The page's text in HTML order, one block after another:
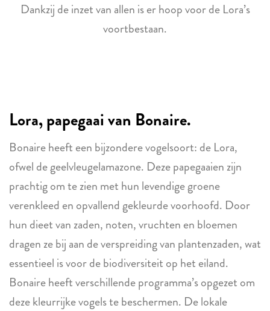
Dankzij de inzet van allen is er hoop voor de Lora’s
voortbestaan.
Lora, papegaai van Bonaire.
Bonaire heeft een bijzondere vogelsoort: de Lora,
ofwel de geelvleugelamazone. Deze papegaaien zijn
prachtig om te zien met hun levendige groene
verenkleed en opvallend gekleurde voorhoofd. Door
hun dieet van zaden, noten, vruchten en bloemen
dragen ze bij aan de verspreiding van plantenzaden, wat
essentieel is voor de biodiversiteit op het eiland.
Bonaire heeft verschillende programma’s opgezet om
deze kleurrijke vogels te beschermen. De lokale